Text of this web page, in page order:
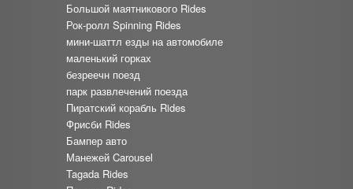
Большой маятникового Rides
Рок-ролл Spinning Rides
мини-шаттл езды на автомобиле
маленький горках
безреечн поезд
парк развлечений поезда
Пиратский корабль Rides
Фрисби Rides
Бампер авто
Манежей Carousel
Tagada Rides